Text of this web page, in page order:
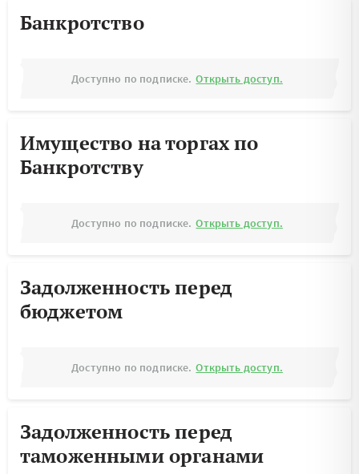
Банкротство
Доступно по подписке. Открыть доступ.
Имущество на торгах по
Банкротству
Доступно по подписке. Открыть доступ.
Задолженность перед
бюджетом
Доступно по подписке. Открыть доступ.
Задолженность перед
таможенными органами